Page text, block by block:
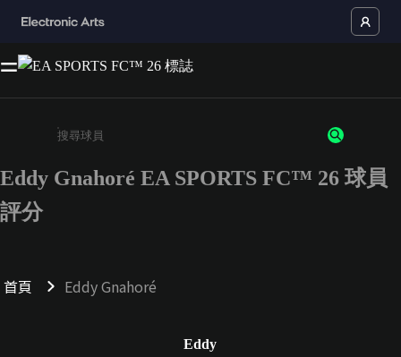
請輸入至少 3 個字元或數字
Eddy Gnahoré EA SPORTS FC™ 26 球員
評分
首頁 Eddy Gnahoré
Eddy